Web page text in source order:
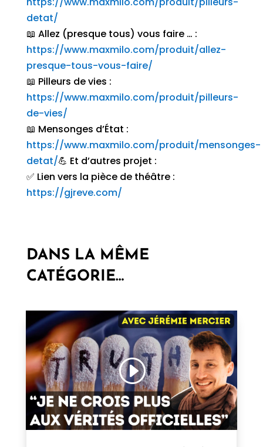
detat/
📖 Allez (presque tous) vous faire … :
https://www.maxmilo.com/produit/allez-
presque-tous-vous-faire/
📖 Pilleurs de vies :
https://www.maxmilo.com/produit/pilleurs-
de-vies/
📖 Mensonges d’État :
https://www.maxmilo.com/produit/mensonges-
detat/💪 Et d’autres projet :
✅ Lien vers la pièce de théâtre :
https://gjreve.com/
DANS LA MÊME
CATÉGORIE…